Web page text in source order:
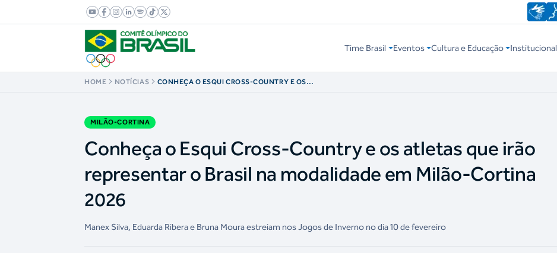
Time Brasil Eventos Cultura e Educação Institucional
HOME NOTÍCIAS
CONHEÇA O ESQUI CROSS-COUNTRY E OS
MILÃO-CORTINA
Conheça o Esqui Cross-Country e os atletas que irão
representar o Brasil na modalidade em Milão-Cortina
2026
Manex Silva, Eduarda Ribera e Bruna Moura estreiam nos Jogos de Inverno no dia 10 de fevereiro